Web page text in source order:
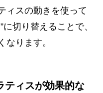
ィスの動きを使って
切り替えることで、
なります。
ティスが効果的な